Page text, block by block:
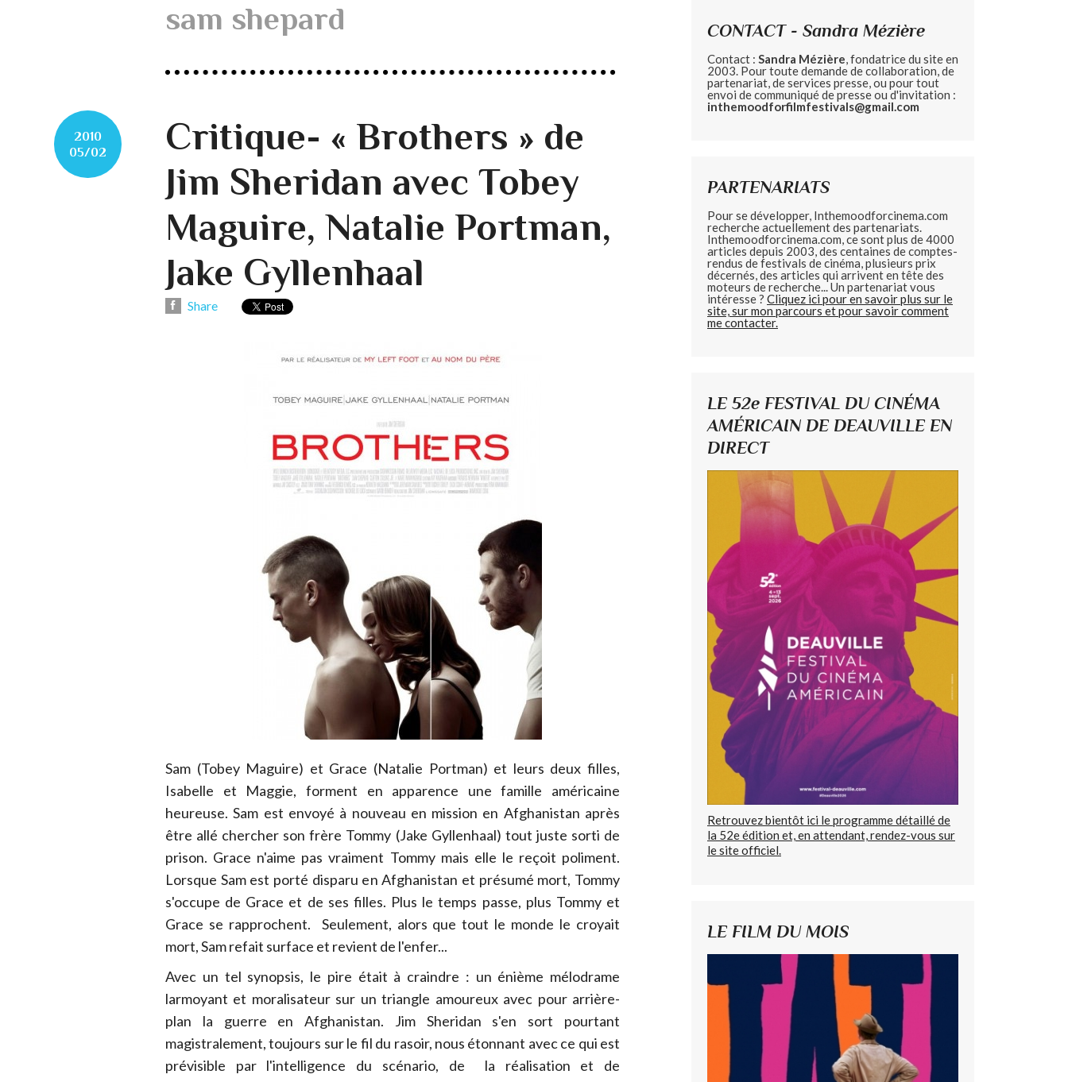
sam shepard
2010
05/02
Critique- « Brothers » de
Jim Sheridan avec Tobey
Maguire, Natalie Portman,
Jake Gyllenhaal
Share
Sam (Tobey Maguire) et Grace (Natalie Portman) et leurs deux filles,
Isabelle et Maggie, forment en apparence une famille américaine
heureuse. Sam est envoyé à nouveau en mission en Afghanistan après
être allé chercher son frère Tommy (Jake Gyllenhaal) tout juste sorti de
prison. Grace n'aime pas vraiment Tommy mais elle le reçoit poliment.
Lorsque Sam est porté disparu en Afghanistan et présumé mort, Tommy
s'occupe de Grace et de ses filles. Plus le temps passe, plus Tommy et
Grace se rapprochent. Seulement, alors que tout le monde le croyait
mort, Sam refait surface et revient de l'enfer...
Avec un tel synopsis, le pire était à craindre : un énième mélodrame
larmoyant et moralisateur sur un triangle amoureux avec pour arrière-
plan la guerre en Afghanistan. Jim Sheridan s'en sort pourtant
magistralement, toujours sur le fil du rasoir, nous étonnant avec ce qui est
prévisible par l'intelligence du scénario, de la réalisation et de
CONTACT - Sandra Mézière
Contact : Sandra Mézière, fondatrice du site en
2003. Pour toute demande de collaboration, de
partenariat, de services presse, ou pour tout
envoi de communiqué de presse ou d'invitation :
inthemoodforfilmfestivals@gmail.com
PARTENARIATS
Pour se développer, Inthemoodforcinema.com
recherche actuellement des partenariats.
Inthemoodforcinema.com, ce sont plus de 4000
articles depuis 2003, des centaines de comptes-
rendus de festivals de cinéma, plusieurs prix
décernés, des articles qui arrivent en tête des
moteurs de recherche... Un partenariat vous
intéresse ? Cliquez ici pour en savoir plus sur le
site, sur mon parcours et pour savoir comment
me contacter.
LE 52e FESTIVAL DU CINÉMA
AMÉRICAIN DE DEAUVILLE EN
DIRECT
Retrouvez bientôt ici le programme détaillé de
la 52e édition et, en attendant, rendez-vous sur
le site officiel.
LE FILM DU MOIS